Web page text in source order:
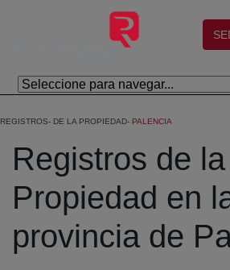
Skip to Main Content
REGISTROS DE LA PROPIEDAD PALENCIA
Registros de la
Propiedad en
provincia de